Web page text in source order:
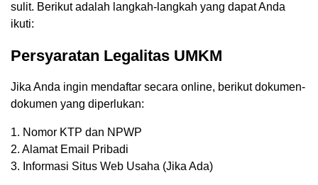
sulit. Berikut adalah langkah-langkah yang dapat Anda
ikuti:
Persyaratan Legalitas UMKM
Jika Anda ingin mendaftar secara online, berikut dokumen-
dokumen yang diperlukan:
1. Nomor KTP dan NPWP
2. Alamat Email Pribadi
3. Informasi Situs Web Usaha (Jika Ada)